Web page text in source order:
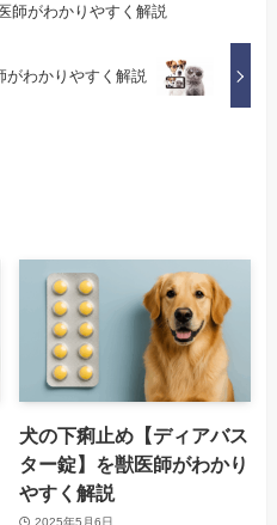
師がわかりやすく解説
がわかりやすく解説
犬の下痢止め【ディアバス
ター錠】を獣医師がわかり
やすく解説
2025年5月6日